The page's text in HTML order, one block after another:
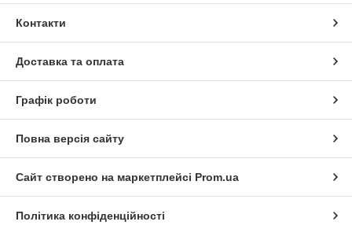
Контакти
Доставка та оплата
Графік роботи
Повна версія сайту
Сайт створено на маркетплейсі Prom.ua
Політика конфіденційності